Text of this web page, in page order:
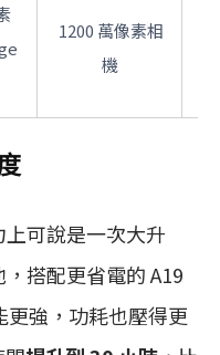
1200 萬像素相
機
可說是一次大升
搭配更省電的 A19
更強，功耗也壓得更